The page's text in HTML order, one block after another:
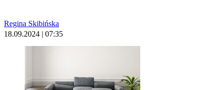
Regina Skibińska
18.09.2024 | 07:35